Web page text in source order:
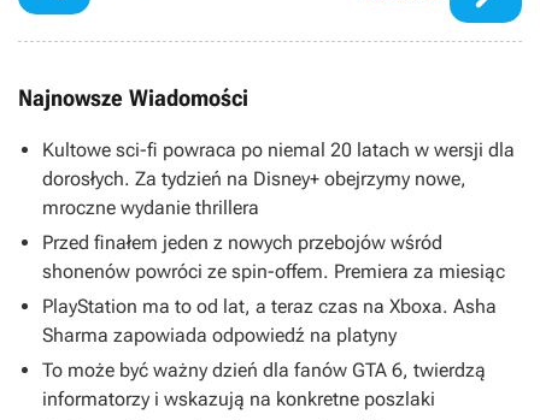
Najnowsze Wiadomości
Kultowe sci-fi powraca po niemal 20 latach w wersji dla
dorosłych. Za tydzień na Disney+ obejrzymy nowe,
mroczne wydanie thrillera
Przed finałem jeden z nowych przebojów wśród
shonenów powróci ze spin-offem. Premiera za miesiąc
PlayStation ma to od lat, a teraz czas na Xboxa. Asha
Sharma zapowiada odpowiedź na platyny
To może być ważny dzień dla fanów GTA 6, twierdzą
informatorzy i wskazują na konkretne poszlaki